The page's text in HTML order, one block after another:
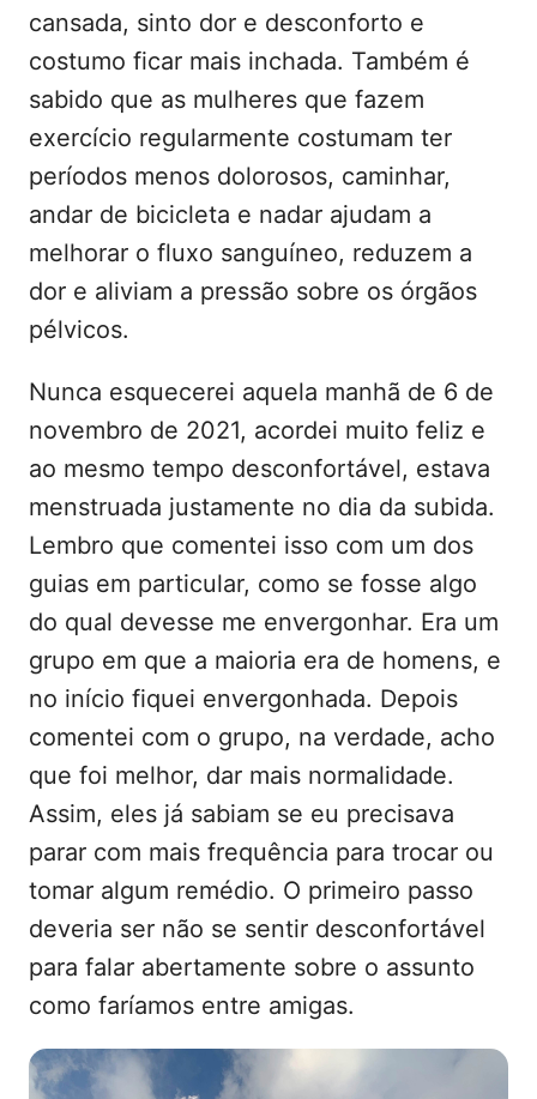
cansada, sinto dor e desconforto e
costumo ficar mais inchada. Também é
sabido que as mulheres que fazem
exercício regularmente costumam ter
períodos menos dolorosos, caminhar,
andar de bicicleta e nadar ajudam a
melhorar o fluxo sanguíneo, reduzem a
dor e aliviam a pressão sobre os órgãos
pélvicos.
Nunca esquecerei aquela manhã de 6 de
novembro de 2021, acordei muito feliz e
ao mesmo tempo desconfortável, estava
menstruada justamente no dia da subida.
Lembro que comentei isso com um dos
guias em particular, como se fosse algo
do qual devesse me envergonhar. Era um
grupo em que a maioria era de homens, e
no início fiquei envergonhada. Depois
comentei com o grupo, na verdade, acho
que foi melhor, dar mais normalidade.
Assim, eles já sabiam se eu precisava
parar com mais frequência para trocar ou
tomar algum remédio. O primeiro passo
deveria ser não se sentir desconfortável
para falar abertamente sobre o assunto
como faríamos entre amigas.